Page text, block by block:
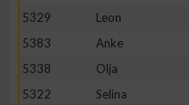
5329
Leon
5383
Anke
5338
Olja
5322
Selina